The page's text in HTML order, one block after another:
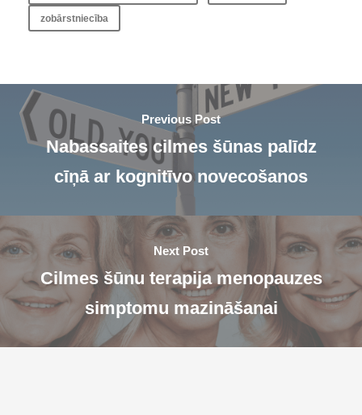
zobārstniecība
Previous Post
Nabassaites cilmes šūnas palīdz
cīņā ar kognitīvo novecošanos
Next Post
Cilmes šūnu terapija menopauzes
simptomu mazināšanai